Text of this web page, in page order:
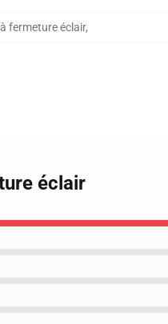
fermeture éclair,
éclair